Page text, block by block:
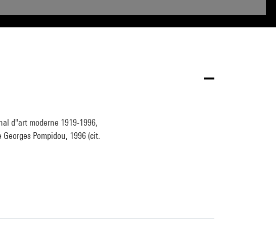
d''art moderne 1919-1996,
Pompidou, 1996 (cit.